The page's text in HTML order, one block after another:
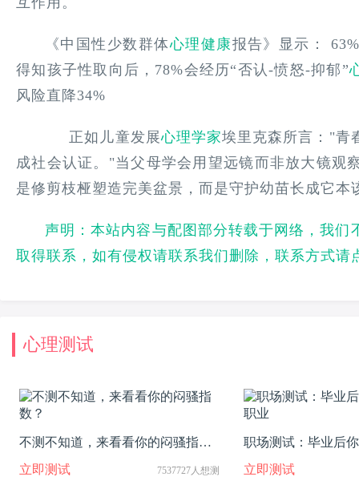
《中国性少数群体心理健康报告》显示：
得知孩子性取向后，78%会经历“否认-愤怒-抑郁”
风险直降34%
正如儿童发展心理学家埃里克森所言："青
成社会认证。"当父母学会用望远镜而非放大镜观
是修剪枝桠塑造完美盆景，而是守护幼苗长成它本
声明：本站内容与配图部分转载于网络，我
取得联系，如有侵权请联系我们删除，联系方式请
心理测试
不测不知道，来看看你的闷骚指
数？
立即测试 7537727人想测
职场测试：毕业后
业
立即测试